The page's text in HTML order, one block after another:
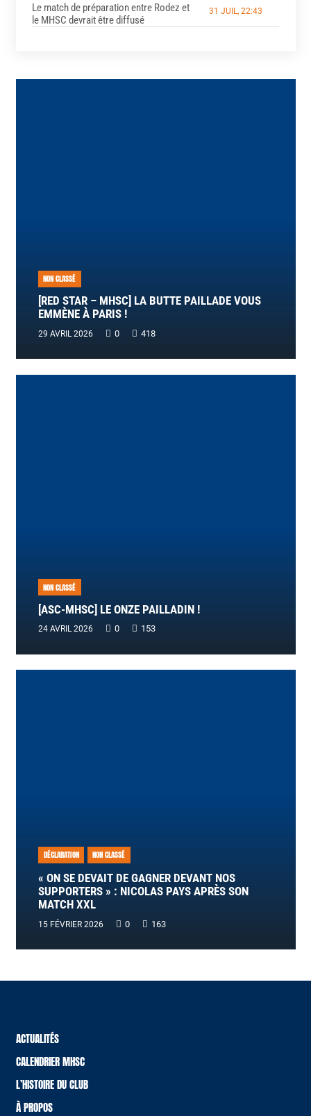
Le match de préparation entre Rodez et
le MHSC devrait être diffusé
31 JUIL, 22:43
NON CLASSÉ
[RED STAR – MHSC] LA BUTTE PAILLADE VOUS
EMMÈNE À PARIS !
29 AVRIL 2026 0 418
NON CLASSÉ
[ASC-MHSC] LE ONZE PAILLADIN !
24 AVRIL 2026 0 153
DÉCLARATION NON CLASSÉ
« ON SE DEVAIT DE GAGNER DEVANT NOS
SUPPORTERS » : NICOLAS PAYS APRÈS SON
MATCH XXL
15 FÉVRIER 2026 0 163
ACTUALITÉS
CALENDRIER MHSC
L’HISTOIRE DU CLUB
À PROPOS